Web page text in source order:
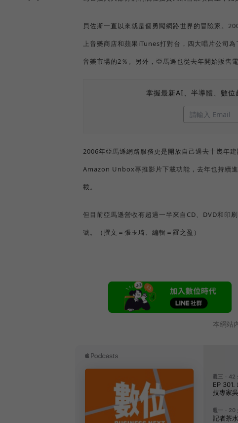
貝佐斯一直以來就是個勇闖網路世界的冒險家。
上音樂商店和蘋果iTunes打對台，四大唱片公司
音樂市場的2％。另外，亞馬遜也從去年開始販售
掌握最新AI、半導體、數
2006年亞馬遜網路服務更是開放自己過去十幾年
Amazon Unbox專推影片下載功能，去年也持續
載。
但目前亞馬遜營收有超過一半來自CD、DVD和印
號。（撰文＝張玉琦、編輯＝羅之盈）
本網站